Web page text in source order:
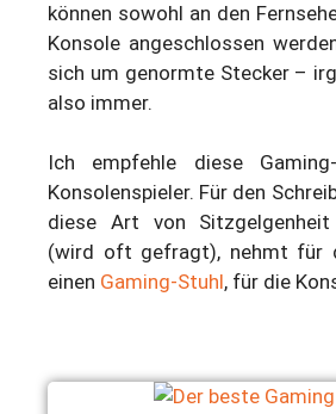
können sowohl an den
Konsole angeschlossen
sich um genormte Stecker –
also immer.
Ich empfehle diese
Konsolenspieler. Für den
diese Art von
(wird oft gefragt), nehmt für
einen Gaming-Stuhl, für die